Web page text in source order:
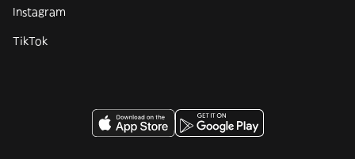
Instagram
TikTok